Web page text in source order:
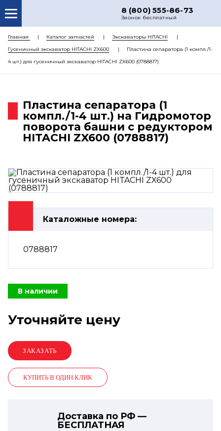
8 (800) 555-86-73
Звонок бесплатный
О НАС
КАТАЛОГ ЗАПЧАСТЕЙ
РЕМОНТ
ЦЕНЫ
КОНТАКТЫ
Главная Каталог запчастей
Экскаваторы HITACHI
Гусеничный экскаватор HITACHI ZX600
Пластина сепаратора (1 компл./1-
4 шт.) для гусеничный экскаватор HITACHI ZX600 (0788817)
Пластина сепаратора (1
компл./1-4 шт.) на Гидромотор
поворота башни с редуктором
HITACHI ZX600 (0788817)
Каталожные номера:
0788817
В наличии
Уточняйте цену
КУПИТЬ В ОДИН КЛИК
Доставка по РФ —
БЕСПЛАТНАЯ